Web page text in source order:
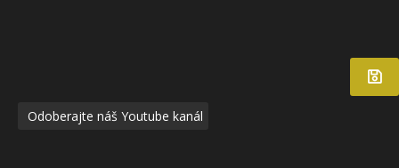
Odoberajte náš Youtube kanál